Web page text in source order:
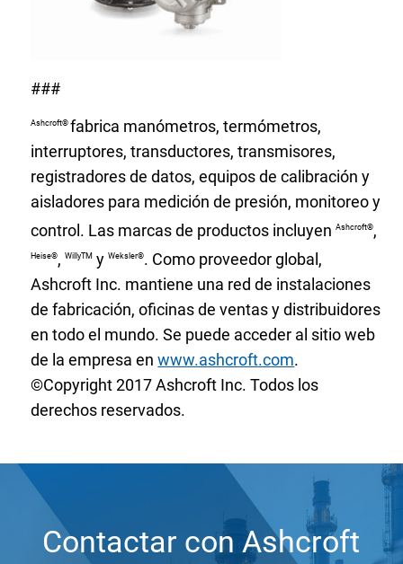
###
Ashcroft®fabrica manómetros, termómetros,
interruptores, transductores, transmisores,
registradores de datos, equipos de calibración y
aisladores para medición de presión, monitoreo y
control. Las marcas de productos incluyenAshcroft®,
Heise®,WillyTM yWeksler®. Como proveedor global,
Ashcroft Inc. mantiene una red de instalaciones
de fabricación, oficinas de ventas y distribuidores
en todo el mundo. Se puede acceder al sitio web
de la empresa enwww.ashcroft.com.
©Copyright 2017 Ashcroft Inc. Todos los
derechos reservados.
Contactar con Ashcroft